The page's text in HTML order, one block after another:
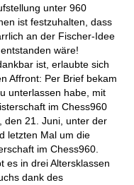
unter 960
ist festzuhalten, dass
an der Fischer-Idee
wäre!
ist, erlaubte sich
Affront: Per Brief bekam
unterlassen habe, mit
im Chess960
den 21. Juni, unter der
letzten Mal um die
im Chess960.
es in drei Altersklassen
dank des